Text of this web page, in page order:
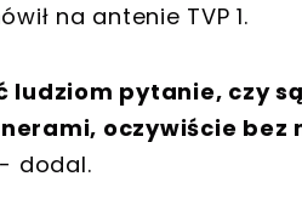
na antenie TVP 1.
ludziom pytanie, czy
oczywiście bez
- dodal.